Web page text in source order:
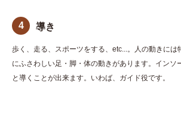
4 導き
歩く、走る、スポーツをする、etc...。人の動きには
にふさわしい足・脚・体の動きがあります。インソ
と導くことが出来ます。いわば、ガイド役です。